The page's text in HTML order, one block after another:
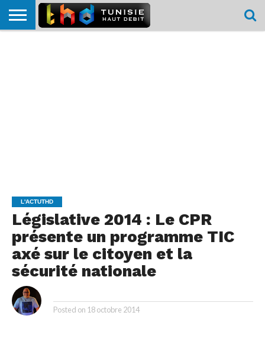
L'ACTUTHD
Législative 2014 : Le CPR
présente un programme TIC
axé sur le citoyen et la
sécurité nationale
Posted on 18 octobre 2014